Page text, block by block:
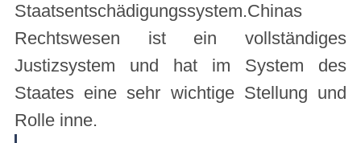
Staatsentschädigungssystem.Chinas
Rechtswesen ist ein vollständiges
Justizsystem und hat im System des
Staates eine sehr wichtige Stellung und
Rolle inne.